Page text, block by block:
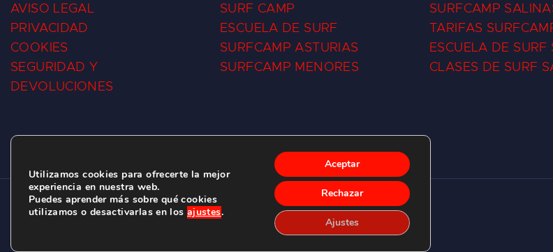
AVISO LEGAL
PRIVACIDAD
COOKIES
SEGURIDAD Y
DEVOLUCIONES
SURF CAMP
ESCUELA DE SURF
SURFCAMP ASTURIAS
SURFCAMP MENORES
SURFCAMP
TARIFAS
ESCUELA DE SURF
CLASES DE SURF
CLUB DE SURF LAS DUNAS ©2026.
C/ BERNARDO ÁLVAREZ GALAN 1, SALINAS (ASTURIAS)
Utilizamos cookies para ofrecerte la mejor
experiencia en nuestra web.
Puedes aprender más sobre qué cookies
utilizamos o desactivarlas en los ajustes.
Aceptar
Rechazar
Ajustes